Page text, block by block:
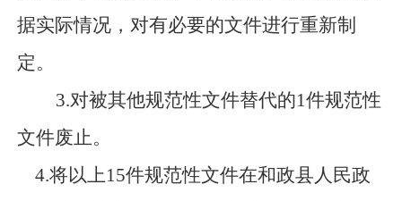
据实际情况，对有必要的文件进行重新制
定。
3.对被其他规范性文件替代的1件规范性
文件废止。
4.将以上15件规范性文件在和政县人民政